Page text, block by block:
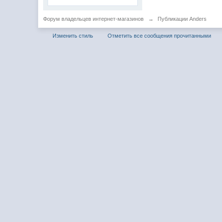
Форум владельцев интернет-магазинов → Публикации Anders
Изменить стиль Отметить все сообщения прочитанными